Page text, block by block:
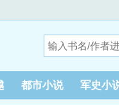
都市小说 军史小